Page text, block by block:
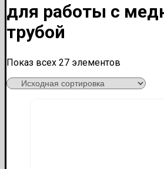
для работы с
трубой
Показ всех 27 элементов